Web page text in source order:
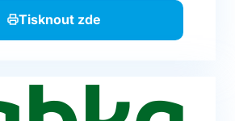
Tisknout zde